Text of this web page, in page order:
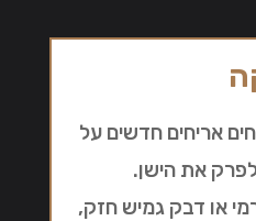
אריחים חדשים על
לפרק את הישן.
או דבק גמיש חזק,